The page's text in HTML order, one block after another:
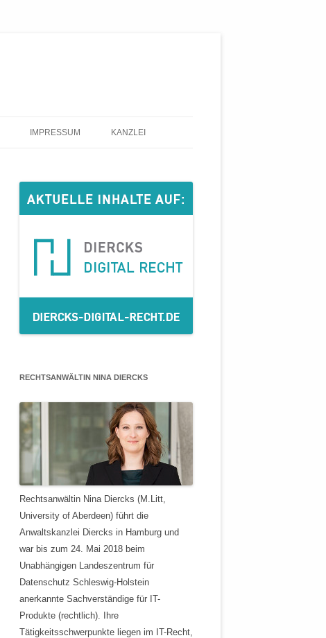
IMPRESSUM KANZLEI
RECHTSANWÄLTIN NINA DIERCKS
Rechtsanwältin Nina Diercks (M.Litt,
University of Aberdeen) führt die
Anwaltskanzlei Diercks in Hamburg und
war bis zum 24. Mai 2018 beim
Unabhängigen Landeszentrum für
Datenschutz Schleswig-Holstein
anerkannte Sachverständige für IT-
Produkte (rechtlich). Ihre
Tätigkeitsschwerpunkte liegen im IT-Recht,